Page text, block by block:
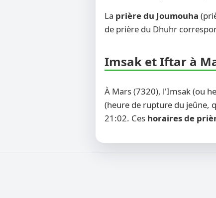
La prière du Joumouha
de prière du Dhuhr
Imsak et Iftar à
À Mars (7320), l'Imsak (ou
(heure de rupture du jeûne,
21:02. Ces horaires de